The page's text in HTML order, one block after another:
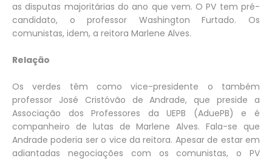
as disputas majoritárias do ano que vem. O PV tem pré-
candidato, o professor Washington Furtado. Os
comunistas, idem, a reitora Marlene Alves.
Relação
Os verdes têm como vice-presidente o também
professor José Cristóvão de Andrade, que preside a
Associação dos Professores da UEPB (AduePB) e é
companheiro de lutas de Marlene Alves. Fala-se que
Andrade poderia ser o vice da reitora. Apesar de estar em
adiantadas negociações com os comunistas, o PV